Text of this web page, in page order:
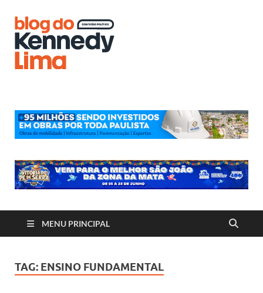
MENU PRINCIPAL
TAG: ENSINO FUNDAMENTAL